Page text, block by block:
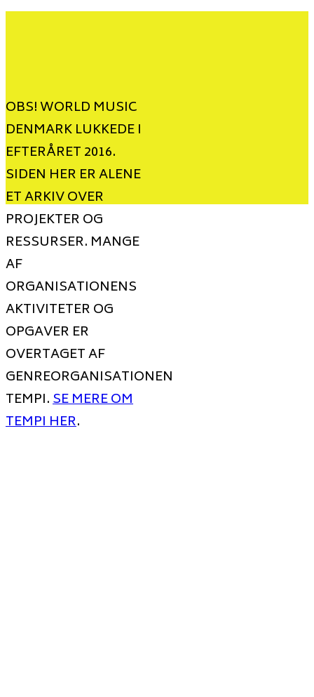
OBS! WORLD MUSIC
DENMARK LUKKEDE I
EFTERÅRET 2016.
SIDEN HER ER ALENE
ET ARKIV OVER
PROJEKTER OG
RESSURSER. MANGE
AF
ORGANISATIONENS
AKTIVITETER OG
OPGAVER ER
OVERTAGET AF
GENREORGANISATIONEN
TEMPI.SE MERE OM
TEMPI HER.